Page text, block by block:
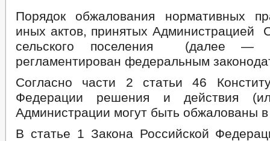
Порядок обжалования нормативных
иных актов, принятых Администрацией
сельского поселения (далее —
регламентирован федеральным
Согласно части 2 статьи 46
Федерации решения и действия
Администрации могут быть обжалованы в
В статье 1 Закона Российской